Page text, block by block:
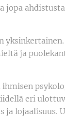
jopa
ja
eri
ja lojaalisuus.